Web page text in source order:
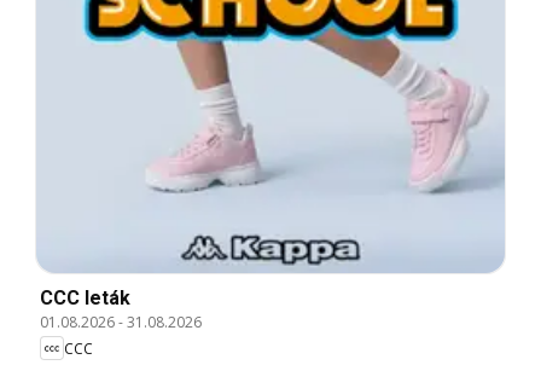
CCC leták
01.08.2026-31.08.2026
CCC